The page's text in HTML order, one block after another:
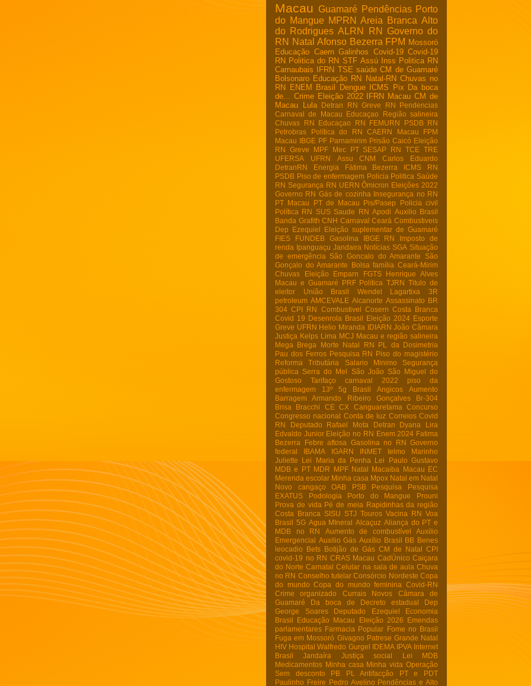
Macau Guamaré Pendências Porto
do Mangue MPRN Areia Branca Alto
do Rodrigues ALRN RN
Governo do
RN Natal Afonso Bezerra FPM Mossoró
Educação Caern Galinhos Covid-19 Covid-19
RN Politica do RN STF Assú Inss Politica RN
Carnaubais
IFRN TSE saúde CM de Guamaré
Bolsonaro Educação RN Natal-RN Chuvas no
RN
ENEM Brasil Dengue ICMS Pix Da boca
de...
Crime Eleição 2022 IFRN Macau CM de
Macau
Lula Detran RN Greve RN
Pendencias
Carnaval de Macau
Educaçao
Região salineira
Chuvas RN
Educaçao RN FEMURN
PSDB RN
Petrobras
Política do RN CAERN Macau
FPM
Macau IBGE PF Parnamirim Prisão Caicó Eleição
RN
Greve MPF Mec PT SESAP RN TCE TRE
UFERSA
UFRN Assu CNM
Carlos Eduardo
DetranRN
Energia Fátima Bezerra
ICMS RN
PSDB Piso de enfermagem Policia Politica Saúde
RN Segurança RN UERN Ômicron Eleições 2022
Governo RN Gás de cozinha Insegurança no RN
PT Macau
PT de Macau Pis/Pasep
Policia civil
Política RN
SUS Saude RN Apodi Auxilio Brasil
Banda Grafith CNH Carnaval Ceará Combustiveis
Dep Ezequiel
Eleição suplementar de Guamaré
FIES
FUNDEB Gasolina IBGE RN
Imposto de
renda Ipanguaçu Jandaira Notícias SGA Situação
de emergência
São Goncalo do Amarante
São
Gonçalo do Amarante
Bolsa família Ceará-Mirim
Chuvas
Eleição Emparn FGTS
Henrique Alves
Macau e Guamaré
PRF Política TJRN Titulo de
eleitor
União Brasil Wendel Lagartixa
3R
petroleum AMCEVALE Alcanorte Assassinato BR
304 CPI RN Combustivel Cosern Costa Branca
Covid 19 Desenrola Brasil Eleição 2024 Esporte
Greve UFRN Helio Miranda IDIARN João Câmara
Justiça Kelps Lima MCJ Macau e região salineira
Mega Brega
Morte Natal RN
PL da Dosimetria
Pau dos Ferros Pesquisa RN Piso do magistério
Reforma Tributária
Salario Minimo
Segurança
pública
Serra do Mel São João
São Miguel do
Gostoso
Tarifaço carnaval 2022
piso da
enfermagem
13º 5g Brasil Angicos
Aumento
Barragem Armando Ribeiro Gonçalves
Br-304
Brisa Bracchi
CE CX Canguaretama
Concurso
Congresso nacional Conta de luz Correios Covid
RN
Deputado Rafael Mota Detran
Dyana Lira
Edvaldo Junior Eleição no RN Enem 2024 Fatima
Bezerra
Febre aftosa Gasolina no RN Governo
federal
IBAMA IGARN INMET
Ielmo Marinho
Juliette
Lei Maria da Penha
Lei Paulo Gustavo
MDB e PT MDR MPF Natal Macaiba
Macau EC
Merenda escolar Minha casa Mpox Natal em Natal
Novo cangaço
OAB PSB Pesquisa
Pesquisa
EXATUS
Podologia Porto do Mangue
Prouni
Prova de vida Pé de meia Rapidinhas da região
Costa Branca
SISU STJ Touros Vacina RN Voa
Brasil 5G Agua MIneral Alcaçuz Aliança do PT e
MDB no RN
Aumento de combustível
Auxilio
Emergencial Auxilio Gás Auxílio Brasil BB Benes
leocadio
Bets Botijão de Gás CM de Natal CPI
covid-19 no RN CRAS Macau CadÚnico Caiçara
do Norte Carnatal Celular na sala de aula Chuva
no RN Conselho tutelar Consórcio Nordeste Copa
do mundo Copa do mundo feminina
Covid-RN
Crime organizado
Currais Novos
Câmara de
Guamaré
Da boca de Decreto estadual
Dep
George Soares
Deputado Ezequiel
Economia
Brasil
Educação Macau Eleição 2026
Emendas
parlamentares Farmacia Popular Fome no Brasil
Fuga em Mossoró Givagno Patrese Grande Natal
HIV Hospital Walfredo Gurgel IDEMA IPVA Internet
Brasil
Jandaíra Justiça social Lei
MDB
Medicamentos Minha casa Minha vida Operação
Sem desconto
PB PL Antifacção
PT e PDT
Paulinho Freire Pedro Avelino Pendências e Alto